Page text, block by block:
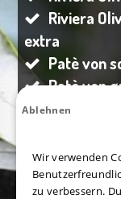
Riviera
extra
Patè von
Patè von
Acciugoliva:
und Sardellen,
und grünen
Wir verwenden
zu verbessern.
Ablehnen